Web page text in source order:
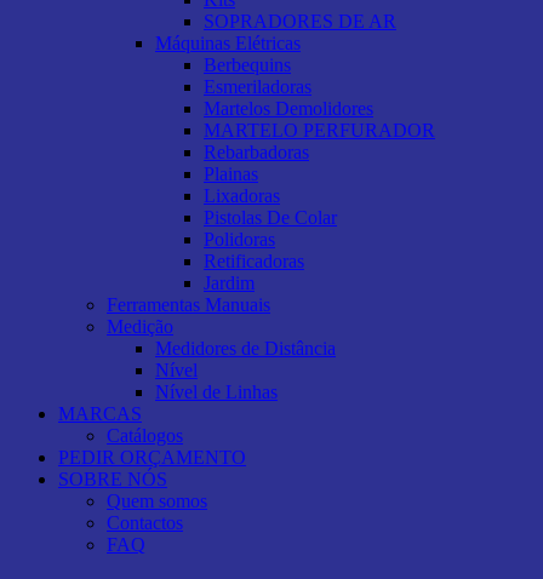
SOPRADORES DE AR
Máquinas Elétricas
Berbequins
Esmeriladoras
Martelos Demolidores
MARTELO PERFURADOR
Rebarbadoras
Plainas
Lixadoras
Pistolas De Colar
Polidoras
Retificadoras
Jardim
Ferramentas Manuais
Medição
Medidores de Distância
Nível
Nível de Linhas
MARCAS
Catálogos
PEDIR ORÇAMENTO
SOBRE NÓS
Quem somos
Contactos
FAQ